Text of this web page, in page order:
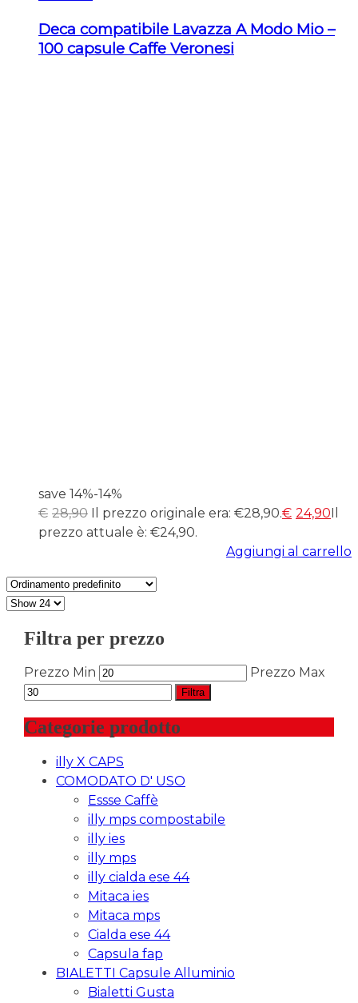
Deca compatibile Lavazza A Modo Mio –
100 capsule Caffe Veronesi
save 14%-14%
€ 28,90 Il prezzo originale era: €28,90.€ 24,90Il
prezzo attuale è: €24,90.
Aggiungi al carrello
Filtra per prezzo
Prezzo Min Prezzo Max
Filtra
Categorie prodotto
illy X CAPS
COMODATO D' USO
Essse Caffè
illy mps compostabile
illy ies
illy mps
illy cialda ese 44
Mitaca ies
Mitaca mps
Cialda ese 44
Capsula fap
BIALETTI Capsule Alluminio
Bialetti Gusta